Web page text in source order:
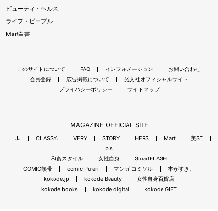
ビューティ・ヘルス
ライフ・ピープル
Mart白書
このサイトについて FAQ インフォメーション
お問い合わせ
会員登録
広告掲載について
光文社オフィシャルサイト
プライバシーポリシー
サイトマップ
MAGAZINE OFFICIAL SITE
JJ CLASSY. VERY STORY HERS Mart
美ST
bis
和食スタイル
女性自身
SmartFLASH
COMIC熱帯
comic Pureri マンガ コミソル
本がすき。
kokode.jp
kokode Beauty
女性自身百貨店
kokode books
kokode digital kokode GIFT